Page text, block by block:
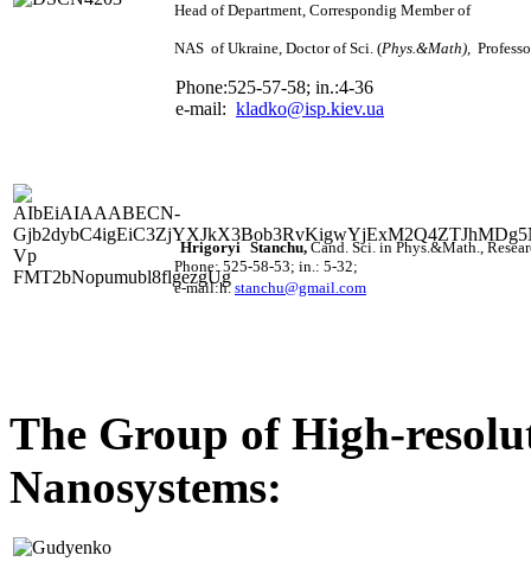
Head of Department, Correspondig Member of
NAS of Ukraine, Doctor of Sci. (Phys.&Math),
Phone:525-57-58; in.:4-36
e-mail: kladko@isp.kiev.ua
Hrigoryi Stanchu, Cand. Sci. in Phys.&Math.,
Phone: 525-58-53; in.: 5-32;
e-mail:h. stanchu@gmail.com
The Group of High-
Nanosystems: